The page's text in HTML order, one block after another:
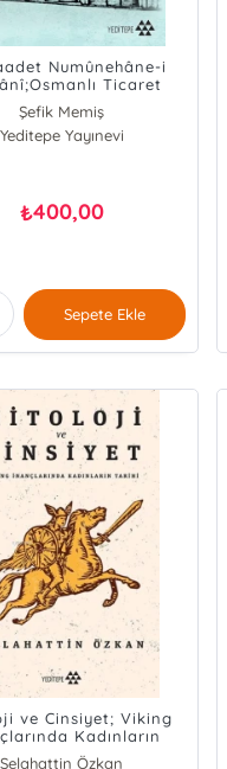
Numûnehâne-i
Ticaret
Müzesi
Şefik Memiş
Yeditepe Yayınevi
₺400,00
Sepete Ekle
ve Cinsiyet; Viking
Kadınların
Tarihi
Selahattin Özkan